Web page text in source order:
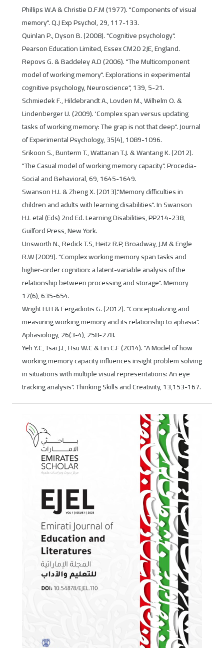
Phillips W.A & Christie D.F.M (1977). "Components of visual
memory". Q.J Exp Psychol, 29, 117-133.
Quinlan P., Dyson B. (2008). "Cognitive psychology".
Pearson Education Limited, Essex CM20 2JE, England.
Repovs G. & Baddeley A.D (2006). "The Multicomponent
model of working memory". Explorations in experimental
cognitive psychology, Neuroscience", 139, 5-21.
Schmiedek F., Hildebrandt A., Lovden M., Wilhelm O. &
Lindenberger U. (2009). 'Complex span versus updating
tasks of working memory: The grap is not that deep". Journal
of Experimental Psychology, 35(4), 1089-1096.
Srikoon S., Bunterm T., Wattanan T.J. & Wantang K. (2012).
"The Casual model of working memory capacity". Procedia-
Social and Behavioral, 69, 1645-1649.
Swanson H.L & Zheng X. (2013)."Memory difficulties in
children and adults with learning disabilities". In Swanson
H.L etal (Eds) 2nd Ed. Learning Disabilities, PP214-238,
Guilford Press, New York.
Unsworth N., Redick T.S, Heitz R.P, Broadway, J.M & Engle
R.W (2009). "Complex working memory span tasks and
higher-order cognition: a latent-variable analysis of the
relationship between processing and storage". Memory
17(6), 635-654.
Wright H.H & Fergadiotis G. (2012). "Conceptualizing and
measuring working memory and its relationship to aphasia".
Aphasiology, 26(3-4), 258-278.
Yeh Y.C, Tsai J.L, Hsu W.C & Lin C.F (2014). "A Model of how
working memory capacity influences insight problem solving
in situations with multiple visual representations: An eye
tracking analysis". Thinking Skills and Creativity, 13,153-167.